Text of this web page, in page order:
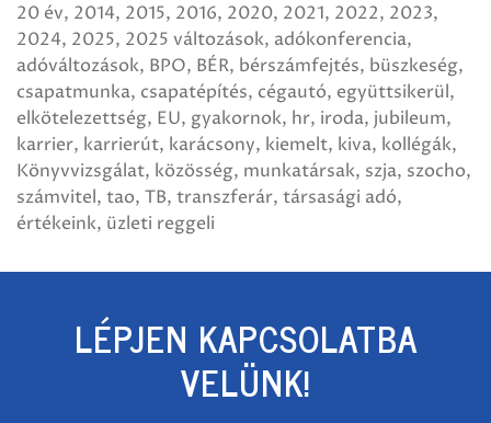
20 év 2014 2015 2016 2020 2021 2022 2023
2024 2025 2025 változások adókonferencia
adóváltozások BPO BÉR bérszámfejtés büszkeség
csapatmunka csapatépítés cégautó együttsikerül
elkötelezettség EU gyakornok hr iroda jubileum
karrier karrierút karácsony kiemelt kiva kollégák
Könyvvizsgálat közösség munkatársak szja szocho
számvitel tao TB transzferár társasági adó
értékeink üzleti reggeli
LÉPJEN KAPCSOLATBA
VELÜNK!